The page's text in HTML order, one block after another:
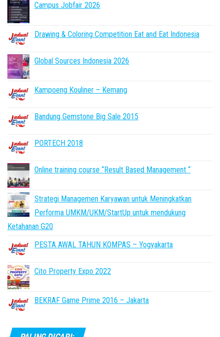
Campus Jobfair 2026
Drawing & Coloring Competition Eat and Eat Indonesia
Global Sources Indonesia 2026
Kampoeng Kouliner – Kemang
Bandung Gemstone Big Sale 2015
PORTECH 2018
Online training course “Result Based Management “
Strategi Managemen Karyawan untuk Meningkatkan
Performa UMKM/UKM/StartUp untuk mendukung
Ketahanan G20
PESTA AWAL TAHUN KOMPAS – Yogyakarta
Cito Property Expo 2022
BEKRAF Game Prime 2016 – Jakarta